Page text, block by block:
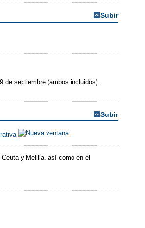
Subir
de septiembre (ambos incluidos).
Subir
y Melilla, así como en el